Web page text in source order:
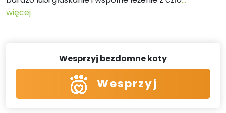
więcej
Wesprzyj bezdomne koty
Wesprzyj